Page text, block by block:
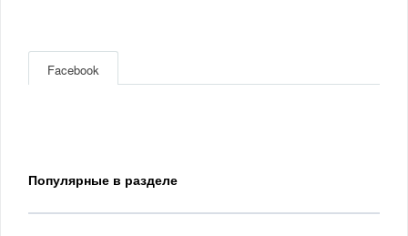
Facebook
Популярные в разделе